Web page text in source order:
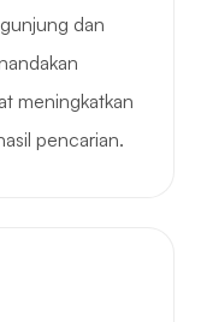
dan
meningkatkan
pencarian.